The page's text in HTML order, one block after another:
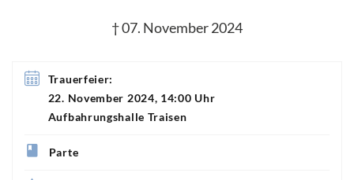
† 07. November 2024
Trauerfeier:
22. November 2024, 14:00 Uhr
Aufbahrungshalle Traisen
Parte